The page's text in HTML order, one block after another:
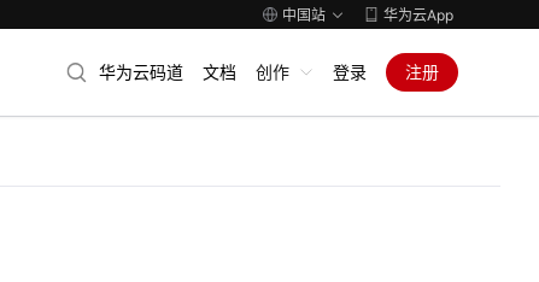
中国站 华为云App
华为云码道 文档 创作 登录 注册